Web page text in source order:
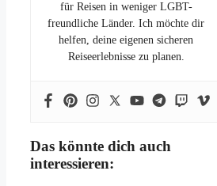
für Reisen in weniger LGBT-
freundliche Länder. Ich möchte dir
helfen, deine eigenen sicheren
Reiseerlebnisse zu planen.
Das könnte dich auch
interessieren: